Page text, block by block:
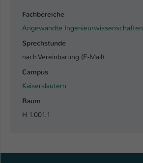
Fachbereiche
Angewandte Ingenieurwissenschaften
Sprechstunde
nach Vereinbarung (E-Mail)
Campus
Kaiserslautern
Raum
H 1.001.1